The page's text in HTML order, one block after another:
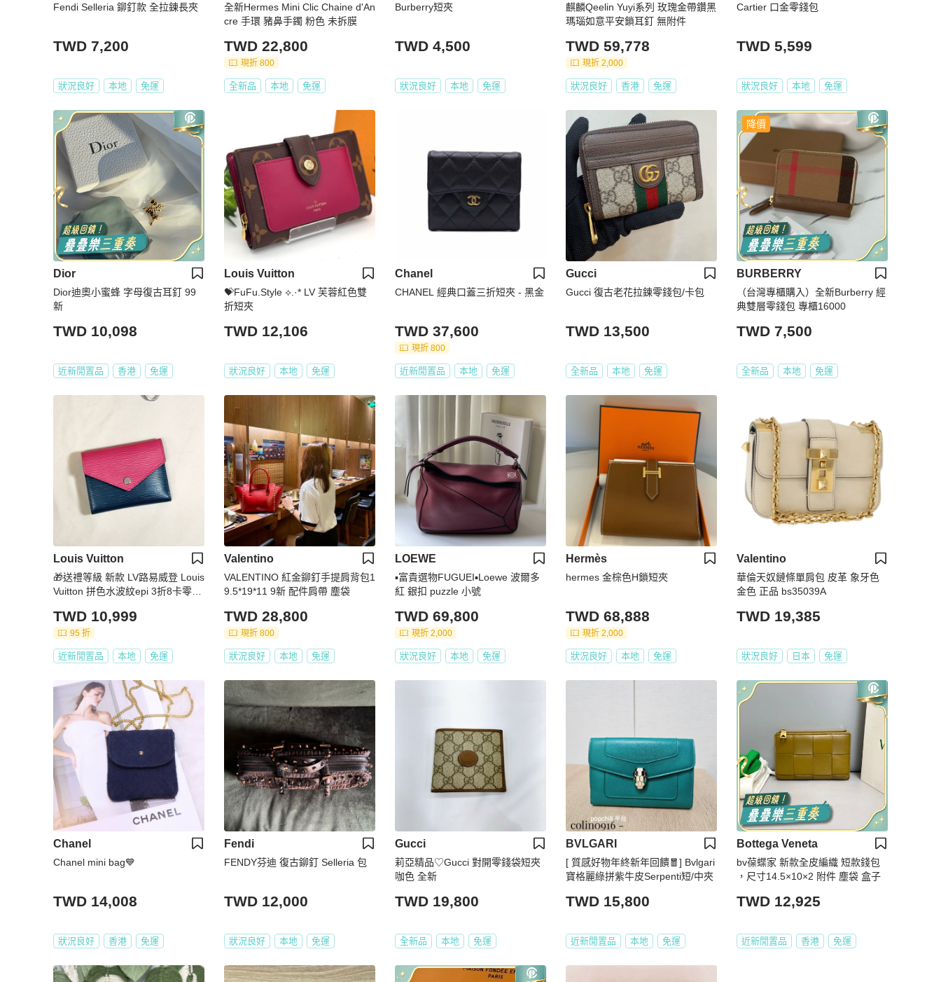
Fendi Selleria 鉚釘款 全拉鍊長夾
TWD 7,200
狀況良好 本地 免運
全新Hermes Mini Clic Chaine d'An
cre 手環 豬鼻手鐲 粉色 未拆膜
TWD 22,800
現折 800
全新品 本地 免運
Burberry短夾
TWD 4,500
狀況良好 本地 免運
麒麟Qeelin Yuyi系列 玫瑰金帶鑽黑
瑪瑙如意平安鎖耳釘 無附件
TWD 59,778
現折 2,000
狀況良好 香港 免運
Cartier 口金零錢包
TWD 5,599
狀況良好 本地 免運
Dior
Dior迪奧小蜜蜂 字母復古耳釘 99
新
TWD 10,098
近新閒置品 香港 免運
Louis Vuitton
💝FuFu.Style ⟡.·* LV 芙蓉紅色雙
折短夾
TWD 12,106
狀況良好 本地 免運
Chanel
CHANEL 經典口蓋三折短夾 - 黑金
TWD 37,600
現折 800
近新閒置品 本地 免運
Gucci
Gucci 復古老花拉鍊零錢包/卡包
TWD 13,500
全新品 本地 免運
降價
BURBERRY
（台灣專櫃購入）全新Burberry 經
典雙層零錢包 專櫃16000
TWD 7,500
全新品 本地 免運
Louis Vuitton
🎁送禮等級 新款 LV路易威登 Louis
Vuitton 拼色水波紋epi 3折8卡零錢
TWD 10,999
95 折
近新閒置品 本地 免運
Valentino
VALENTINO 紅金鉚釘手提肩背包1
9.5*19*11 9新 配件肩帶 塵袋
TWD 28,800
現折 800
狀況良好 本地 免運
LOEWE
▪️富貴選物FUGUEI▪️Loewe 波爾多
紅 銀扣 puzzle 小號
TWD 69,800
現折 2,000
狀況良好 本地 免運
Hermès
hermes 金棕色H鎖短夾
TWD 68,888
現折 2,000
狀況良好 本地 免運
Valentino
華倫天奴鏈條單肩包 皮革 象牙色
金色 正品 bs35039A
TWD 19,385
狀況良好 日本 免運
Chanel
Chanel mini bag💙
TWD 14,008
狀況良好 香港 免運
Fendi
FENDY芬迪 復古鉚釘 Selleria 包
TWD 12,000
狀況良好 本地 免運
Gucci
莉亞精品♡Gucci 對開零錢袋短夾
咖色 全新
TWD 19,800
全新品 本地 免運
BVLGARI
[ 質感好物年終新年回饋🧧] Bvlgari
寶格麗綠拼紫牛皮Serpenti短/中夾
TWD 15,800
近新閒置品 本地 免運
Bottega Veneta
bv葆蝶家 新款全皮編織 短款錢包
，尺寸14.5×10×2 附件 塵袋 盒子
TWD 12,925
近新閒置品 香港 免運